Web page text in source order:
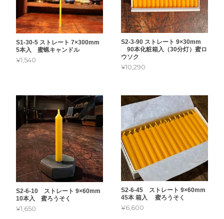
S1-30-5 ストレート 7×300mm
5本入 蜜蝋キャンドル
¥1,540
S2-3-90 ストレート 9×30mm
90本化粧箱入（30分灯）蜜ロ
ウソク
¥10,290
S2-6-10 ストレート 9×60mm
10本入 蜜ろうそく
¥1,650
S2-6-45 ストレート 9×60mm
45本 箱入 蜜ろうそく
¥6,600